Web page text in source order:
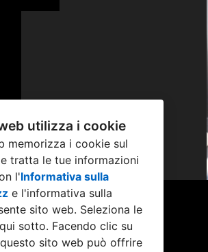
utilizza i cookie
memorizza i cookie sul
tratta le tue informazioni
l'Informativa sulla
e l'informativa sulla
sito web. Seleziona le
sotto. Facendo clic su
sito web può offrire